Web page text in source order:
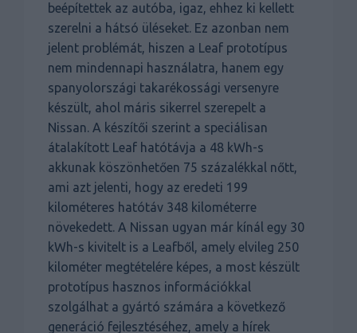
beépítettek az autóba, igaz, ehhez ki kellett
szerelni a hátsó üléseket. Ez azonban nem
jelent problémát, hiszen a Leaf prototípus
nem mindennapi használatra, hanem egy
spanyolországi takarékossági versenyre
készült, ahol máris sikerrel szerepelt a
Nissan. A készítői szerint a speciálisan
átalakított Leaf hatótávja a 48 kWh-s
akkunak köszönhetően 75 százalékkal nőtt,
ami azt jelenti, hogy az eredeti 199
kilométeres hatótáv 348 kilométerre
növekedett. A Nissan ugyan már kínál egy 30
kWh-s kivitelt is a Leafből, amely elvileg 250
kilométer megtételére képes, a most készült
prototípus hasznos információkkal
szolgálhat a gyártó számára a következő
generáció fejlesztéséhez, amely a hírek